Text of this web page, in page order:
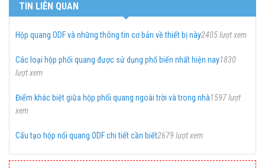
TIN LIÊN QUAN
Hộp quang ODF và những thông tin cơ bản về thiết bị này2405 lượt xem
Các loại hộp phối quang được sử dụng phổ biến nhất hiện nay1830
lượt xem
Điểm khác biệt giữa hộp phối quang ngoài trời và trong nhà1597 lượt
xem
Cấu tạo hộp nối quang ODF chi tiết cần biết2679 lượt xem